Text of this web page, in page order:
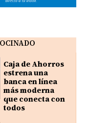
Caja de Ahorros
estrena una
banca en línea
más moderna
que conecta con
todos